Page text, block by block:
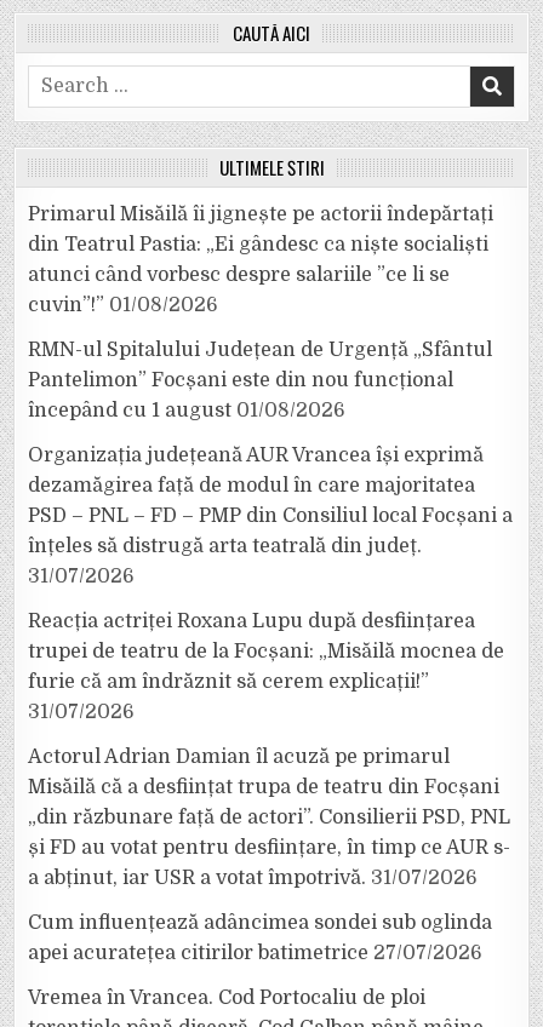
CAUTĂ AICI
Search
for:
ULTIMELE ȘTIRI
Primarul Misăilă îi jignește pe actorii îndepărtați
din Teatrul Pastia: „Ei gândesc ca niște socialiști
atunci când vorbesc despre salariile ”ce li se
cuvin”!” 01/08/2026
RMN-ul Spitalului Județean de Urgență „Sfântul
Pantelimon” Focșani este din nou funcțional
începând cu 1 august 01/08/2026
Organizația județeană AUR Vrancea își exprimă
dezamăgirea față de modul în care majoritatea
PSD – PNL – FD – PMP din Consiliul local Focșani a
înțeles să distrugă arta teatrală din județ.
31/07/2026
Reacția actriței Roxana Lupu după desființarea
trupei de teatru de la Focșani: „Misăilă mocnea de
furie că am îndrăznit să cerem explicații!”
31/07/2026
Actorul Adrian Damian îl acuză pe primarul
Misăilă că a desființat trupa de teatru din Focșani
„din răzbunare față de actori”. Consilierii PSD, PNL
și FD au votat pentru desființare, în timp ce AUR s-
a abținut, iar USR a votat împotrivă. 31/07/2026
Cum influențează adâncimea sondei sub oglinda
apei acuratețea citirilor batimetrice 27/07/2026
Vremea în Vrancea. Cod Portocaliu de ploi